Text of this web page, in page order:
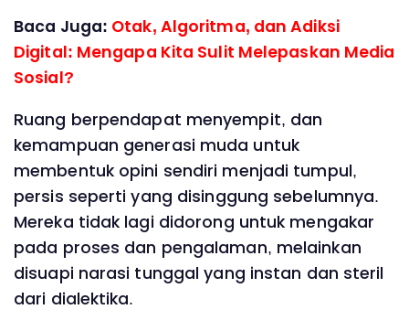
Baca Juga: Otak, Algoritma, dan Adiksi
Digital: Mengapa Kita Sulit Melepaskan Media
Sosial?
Ruang berpendapat menyempit, dan
kemampuan generasi muda untuk
membentuk opini sendiri menjadi tumpul,
persis seperti yang disinggung sebelumnya.
Mereka tidak lagi didorong untuk mengakar
pada proses dan pengalaman, melainkan
disuapi narasi tunggal yang instan dan steril
dari dialektika.